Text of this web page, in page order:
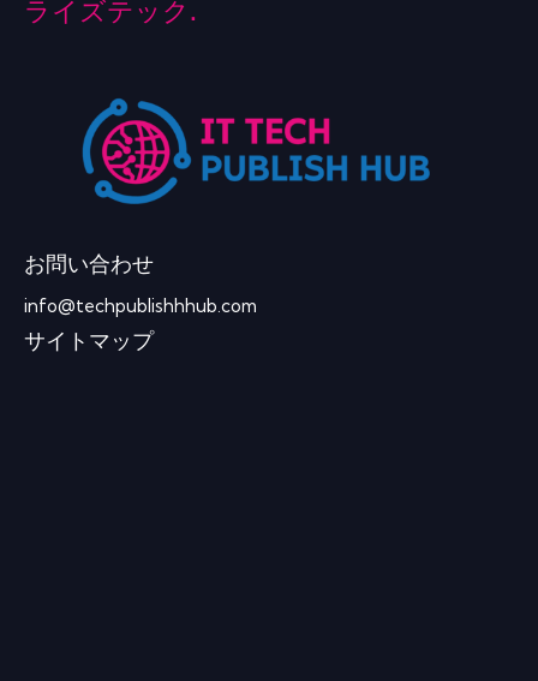
ライズテック.
お問い合わせ
info@techpublishhhub.com
サイトマップ